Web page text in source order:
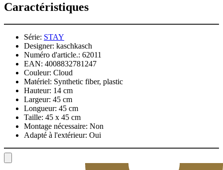
Caractéristiques
Série: STAY
Designer: kaschkasch
Numéro d'article.: 62011
EAN: 4008832781247
Couleur: Cloud
Matériel: Synthetic fiber, plastic
Hauteur: 14 cm
Largeur: 45 cm
Longueur: 45 cm
Taille: 45 x 45 cm
Montage nécessaire: Non
Adapté à l'extérieur: Oui